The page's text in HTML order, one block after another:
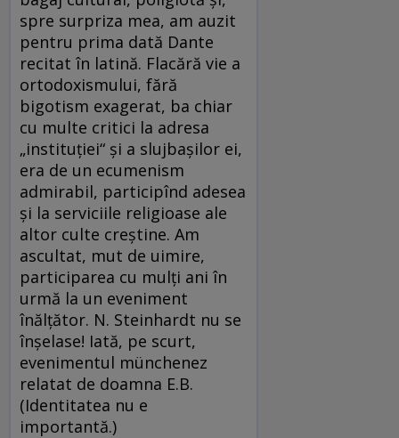
spre surpriza mea, am auzit
pentru prima dată Dante
recitat în latină. Flacără vie a
ortodoxismului, fără
bigotism exagerat, ba chiar
cu multe critici la adresa
„instituției“ și a slujbașilor ei,
era de un ecumenism
admirabil, participînd adesea
și la serviciile religioase ale
altor culte creștine. Am
ascultat, mut de uimire,
participarea cu mulţi ani în
urmă la un eveniment
înălţător. N. Steinhardt nu se
înşelase! Iată, pe scurt,
evenimentul münchenez
relatat de doamna E.B.
(Identitatea nu e
importantă.)